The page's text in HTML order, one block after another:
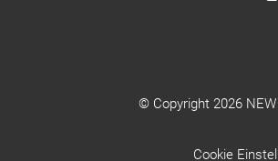
© Copyright 2026
Cookie